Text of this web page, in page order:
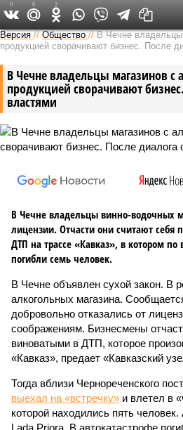
Версия на Кавказе
Версия //Общество //В Чечне владельцы
продукцией сворачивают бизнес. После
В Чечне владельцы магазинов с
продукцией сворачивают
властями
В Чечне владельцы винно-водочных
лицензии. Отчасти они считают себя
ДТП на трассе «Кавказ», в котором по
погибли семь человек.
В Чечне объявлен сухой закон. В
алкогольных магазина.
добровольно отказались от
соображениям. Бизнесмены
виноватыми в ДТП, которое
«Кавказ», предает «Кавказский
Тогда вблизи Чернореченского
выехал на «встречку» и влетел в
которой находились пять
Lada Priora. В автокатастрофе
0 0 2